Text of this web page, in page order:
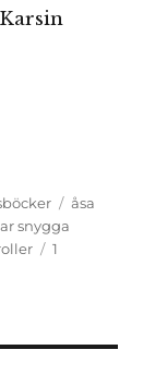
Etiketter
åsa
snygga
1